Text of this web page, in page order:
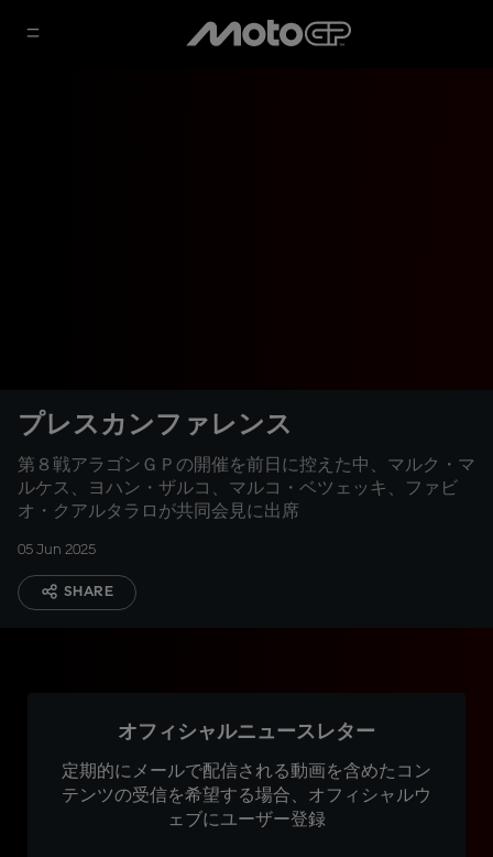
プレスカンファレンス
第８戦アラゴンＧＰの開催を前日に控えた中、マルク・マ
ルケス、ヨハン・ザルコ、マルコ・ベツェッキ、ファビ
オ・クアルタラロが共同会見に出席
05 Jun 2025
SHARE
オフィシャルニュースレター
定期的にメールで配信される動画を含めたコン
テンツの受信を希望する場合、オフィシャルウ
ェブにユーザー登録